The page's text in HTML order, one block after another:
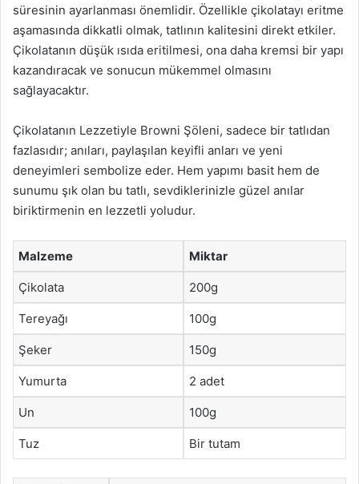
süresinin ayarlanması önemlidir. Özellikle çikolatayı eritme
aşamasında dikkatli olmak, tatlının kalitesini direkt etkiler.
Çikolatanın düşük ısıda eritilmesi, ona daha kremsi bir yapı
kazandıracak ve sonucun mükemmel olmasını
sağlayacaktır.
Çikolatanın Lezzetiyle Browni Şöleni, sadece bir tatlıdan
fazlasıdır; anıları, paylaşılan keyifli anları ve yeni
deneyimleri sembolize eder. Hem yapımı basit hem de
sunumu şık olan bu tatlı, sevdiklerinizle güzel anılar
biriktirmenin en lezzetli yoludur.
Malzeme Miktar
Çikolata 200g
Tereyağı 100g
Şeker 150g
Yumurta 2 adet
Un 100g
Tuz Bir tutam